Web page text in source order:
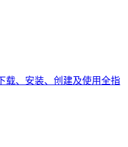
载、安装、创建及使用全指